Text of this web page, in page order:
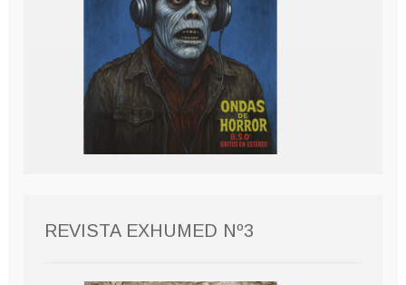
REVISTA EXHUMED Nº3